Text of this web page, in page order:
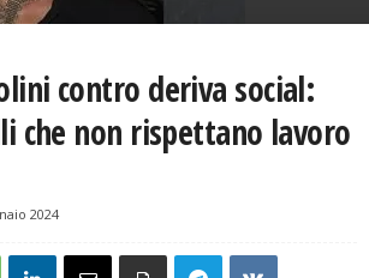
contro deriva social:
che non rispettano lavoro
2024